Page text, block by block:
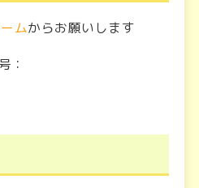
ムからお願いします
：